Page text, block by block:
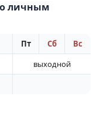
личным
Пт Сб
Вс
выходной